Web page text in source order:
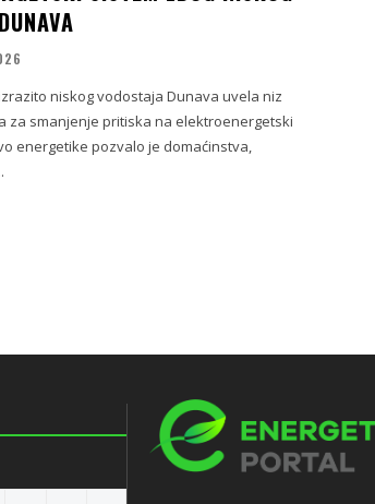
niskog vodostaja Dunava uvela niz
za smanjenje pritiska na elektroenergetski
energetike pozvalo je domaćinstva,